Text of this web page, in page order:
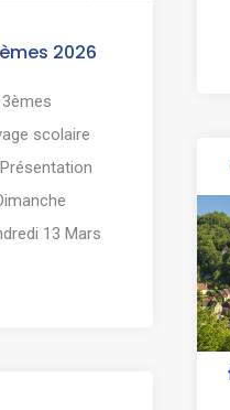
2026
scolaire
13 Mars